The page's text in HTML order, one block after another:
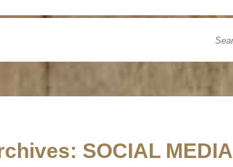
SOCIAL MEDIA